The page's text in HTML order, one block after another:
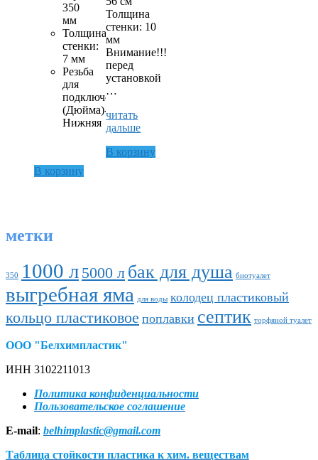
350
мм
Толщина
стенки:
7 мм
Резьба
для
подключения: — 1¼
(Дюйма)-
Нижняя
В корзину
Толщина
стенки: 10
мм
Внимание!!!
перед
установкой
…
Выгребная
яма-5000
читать
дальше
В корзину
метки
350 1000 л 5000 л бак для душа биотуалет
выгребная яма для воды колодец пластиковый
кольцо пластиковое поплавки септик торфяной туалет
ООО "Белхимпластик"
ИНН 3102211013
Политика конфиденциальности
Пользовательское соглашение
E-mail: belhimplastic@gmail.com
Таблица стойкости пластика к хим. веществам